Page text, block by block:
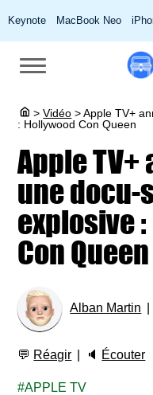
Keynote MacBook Neo
> Vidéo >Apple TV+
: Hollywood Con Queen
Apple
une docu-
explosive
Con Queen
Alban Martin
💬 Réagir 🔈 Écouter
APPLE TV